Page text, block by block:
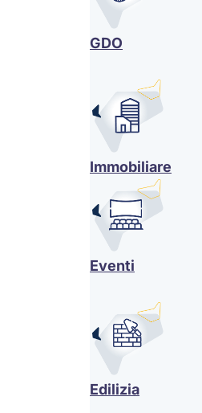
GDO
Immobiliare
Eventi
Edilizia